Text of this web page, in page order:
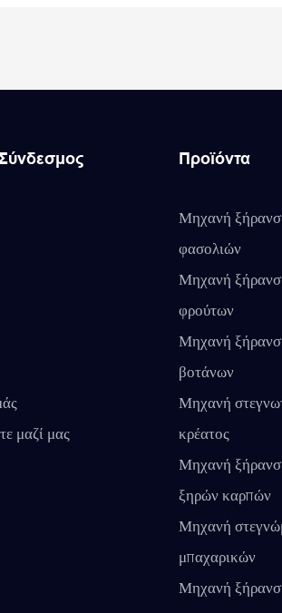
μαζί μας
Προϊόντα
Μηχανή
φασολιών
Μηχανή
φρούτων
Μηχανή
βοτάνων
Μηχανή
κρέατος
Μηχανή
ξηρών καρπών
Μηχανή
μπαχαρικών
Μηχανή